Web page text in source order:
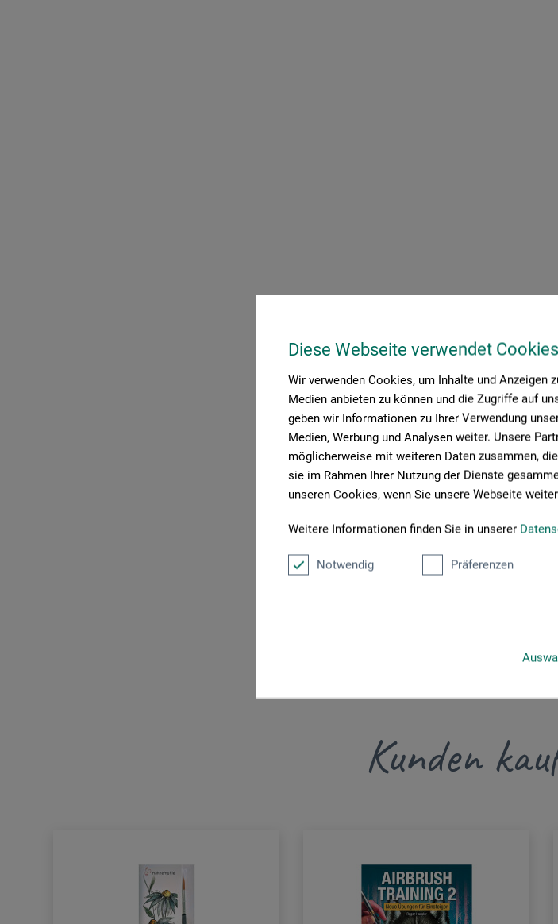
Diese Webseite verwendet Cookies
Wir verwenden Cookies, um Inhalte und Anzeigen
Medien anbieten zu können und die Zugriffe auf
geben wir Informationen zu Ihrer Verwendung
Medien, Werbung und Analysen weiter. Unsere
möglicherweise mit weiteren Daten zusammen,
sie im Rahmen Ihrer Nutzung der Dienste
unseren Cookies, wenn Sie unsere Webseite
Weitere Informationen finden Sie in unserer
Notwendig Präferenzen
Schreiben Sie die erste
Kunden